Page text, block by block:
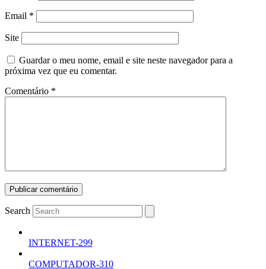
Email *
Site
Guardar o meu nome, email e site neste navegador para a
próxima vez que eu comentar.
Comentário *
Search
INTERNET-299
COMPUTADOR-310